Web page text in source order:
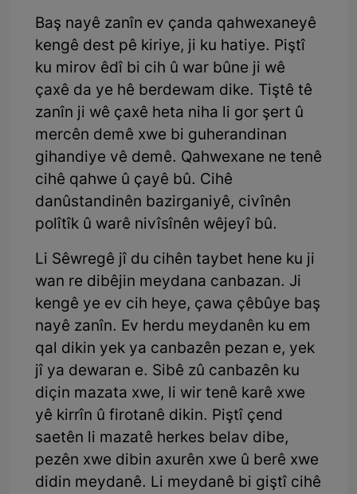
Baş nayê zanîn ev çanda qahwexaneyê
kengê dest pê kiriye, ji ku hatiye. Piştî
ku mirov êdî bi cih û war bûne ji wê
çaxê da ye hê berdewam dike. Tiştê tê
zanîn ji wê çaxê heta niha li gor şert û
mercên demê xwe bi guherandinan
gihandiye vê demê. Qahwexane ne tenê
cihê qahwe û çayê bû. Cihê
danûstandinên bazirganiyê, civînên
polîtîk û warê nivîsînên wêjeyî bû.
Li Sêwregê jî du cihên taybet hene ku ji
wan re dibêjin meydana canbazan. Ji
kengê ye ev cih heye, çawa çêbûye baş
nayê zanîn. Ev herdu meydanên ku em
qal dikin yek ya canbazên pezan e, yek
jî ya dewaran e. Sibê zû canbazên ku
diçin mazata xwe, li wir tenê karê xwe
yê kirrîn û firotanê dikin. Piştî çend
saetên li mazatê herkes belav dibe,
pezên xwe dibin axurên xwe û berê xwe
didin meydanê. Li meydanê bi giştî cihê